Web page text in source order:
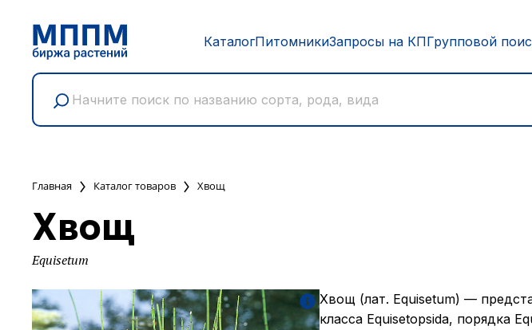
КаталогПитомникиЗапросы на КПГрупповой
Главная Каталог товаров Хвощ
Хвощ
Equisetum
Хвощ (лат. Equisetum) —
класса Equisetopsida, порядка